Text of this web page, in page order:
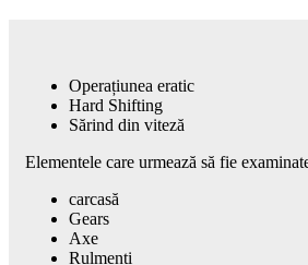
Operațiunea eratic
Hard Shifting
Sărind din viteză
Elementele care urmează să fie
carcasă
Gears
Axe
Rulmenti